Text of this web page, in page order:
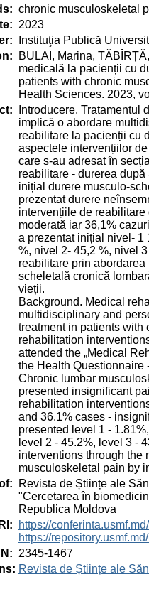
: chronic musculoskeletal
: 2023
:
Instituţia Publică
:
BULAI, Marina,
medicală la pacienții cu
patients with chronic
Health Sciences. 2023,
:
Introducere.
implică o abordare
reabilitare la pacienții cu
aspectele intervențiilor
care s-au adresat în
reabilitare - durerea
inițial durere musculo-
prezentat durere
intervențiile de
moderată iar 36,1%
a prezentat inițial nivel- 1
%, nivel 2- 45,2 %, nivel
reabilitare prin
scheletală cronică
vieții.
Background. Medical
multidisciplinary and
treatment in patients with
rehabilitation
attended the „Medical
the Health Questionnaire
Chronic lumbar
presented insignificant
rehabilitation
and 36.1% cases -
presented level 1 -
level 2 - 45.2%, level 3 -
interventions through the
musculoskeletal pain by
:
Revista de Științe ale
"Cercetarea în
Republica Moldova
:
https://
https://
: 2345-1467
Revista de Științe ale